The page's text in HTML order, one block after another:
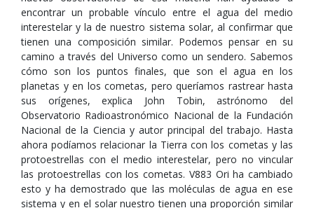
encontrar un probable vínculo entre el agua del medio
interestelar y la de nuestro sistema solar, al confirmar que
tienen una composición similar. Podemos pensar en su
camino a través del Universo como un sendero. Sabemos
cómo son los puntos finales, que son el agua en los
planetas y en los cometas, pero queríamos rastrear hasta
sus orígenes, explica John Tobin, astrónomo del
Observatorio Radioastronómico Nacional de la Fundación
Nacional de la Ciencia y autor principal del trabajo. Hasta
ahora podíamos relacionar la Tierra con los cometas y las
protoestrellas con el medio interestelar, pero no vincular
las protoestrellas con los cometas. V883 Ori ha cambiado
esto y ha demostrado que las moléculas de agua en ese
sistema y en el solar nuestro tienen una proporción similar